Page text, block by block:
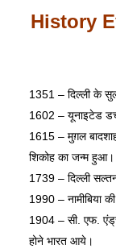
History
1351 – दिल्ली के
1602 – यूनाइटेड डच
1615 – मुग़ल
शिकोह का जन्म हुआ।
1739 – दिल्ली
1990 – नामीबिया
1904 – सी. एफ.
होने भारत आये।